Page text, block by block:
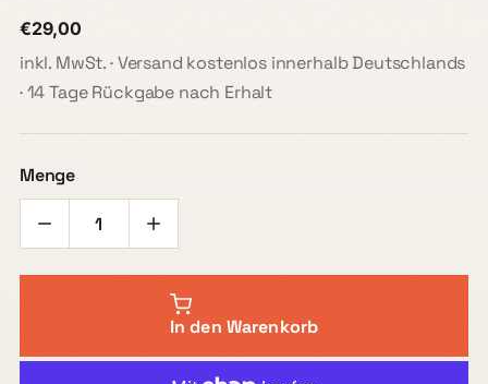
€29,00
inkl. MwSt. · Versand kostenlos innerhalb Deutschlands
· 14 Tage Rückgabe nach Erhalt
Menge
In den Warenkorb